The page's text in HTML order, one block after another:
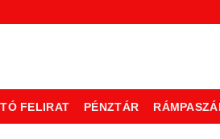
FELIRAT PÉNZTÁR